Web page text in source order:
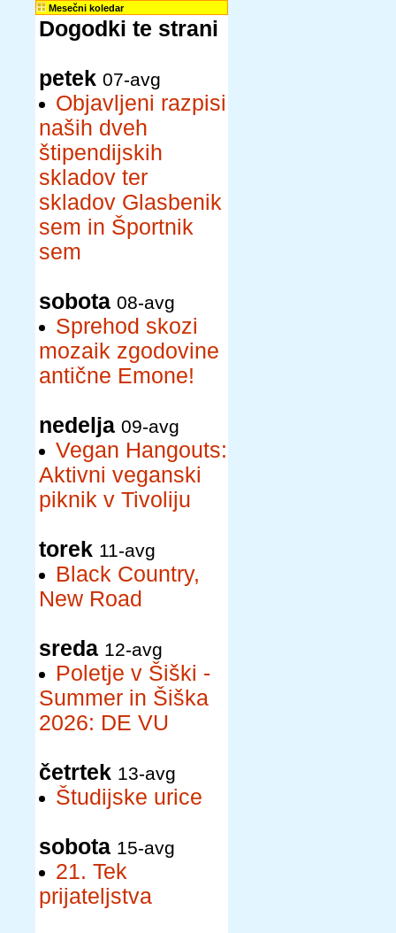
Mesečni koledar
Dogodki te strani
petek 07-avg
Objavljeni razpisi
naših dveh
štipendijskih
skladov ter
skladov Glasbenik
sem in Športnik
sem
sobota 08-avg
Sprehod skozi
mozaik zgodovine
antične Emone!
nedelja 09-avg
Vegan Hangouts:
Aktivni veganski
piknik v Tivoliju
torek 11-avg
Black Country,
New Road
sreda 12-avg
Poletje v Šiški -
Summer in Šiška
2026: DE VU
četrtek 13-avg
Študijske urice
sobota 15-avg
21. Tek
prijateljstva